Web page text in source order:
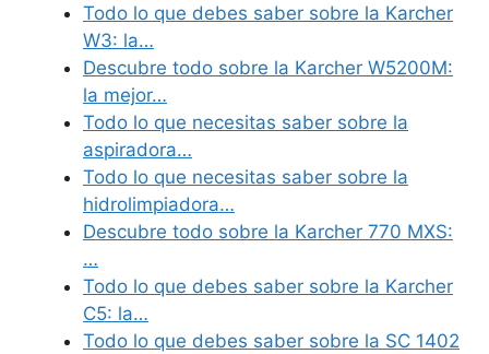
Todo lo que debes saber sobre la Karcher
W3: la…
Descubre todo sobre la Karcher W5200M:
la mejor…
Todo lo que necesitas saber sobre la
aspiradora…
Todo lo que necesitas saber sobre la
hidrolimpiadora…
Descubre todo sobre la Karcher 770 MXS:
…
Todo lo que debes saber sobre la Karcher
C5: la…
Todo lo que debes saber sobre la SC 1402